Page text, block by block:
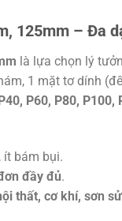
125mm – Đa
là lựa chọn lý
1 mặt tơ dính
P40, P60, P80,
ít bám bụi.
đầy đủ.
thất, cơ khí, sơn